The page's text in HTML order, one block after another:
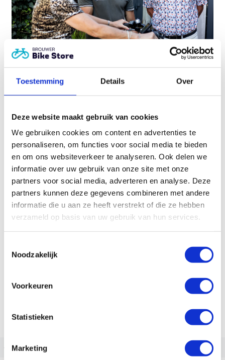
Toestemming Details Over
Deze website maakt gebruik van cookies
We gebruiken cookies om content en advertenties te
personaliseren, om functies voor social media te bieden
en om ons websiteverkeer te analyseren. Ook delen we
informatie over uw gebruik van onze site met onze
partners voor social media, adverteren en analyse. Deze
partners kunnen deze gegevens combineren met andere
informatie die u aan ze heeft verstrekt of die ze hebben
verzameld op basis van uw gebruik van hun services.
Noodzakelijk
Voorkeuren
Statistieken
Marketing
Heeft u hulp nodig?
op nummer 1!
Plan een adviesgesprek
Gerelateerde producten